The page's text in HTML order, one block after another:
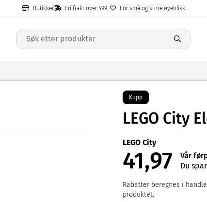
Butikker Fri frakt over 499,- For små og store øyeblikk
Kupp
LEGO City
LEGO City
41,97
Vår
Du
Rabatter beregnes i
produktet.